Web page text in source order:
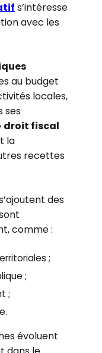
s’intéresse
avec les
au budget
locales,
ses
droit fiscal
la
recettes
des
comme :
;
;
;
évoluent